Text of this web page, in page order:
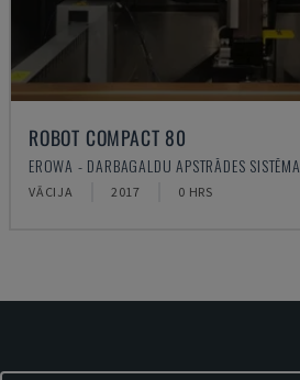
ROBOT COMPACT 80
EROWA - DARBAGALDU APSTRĀDES SISTĒMA
VĀCIJA 2017 0 HRS